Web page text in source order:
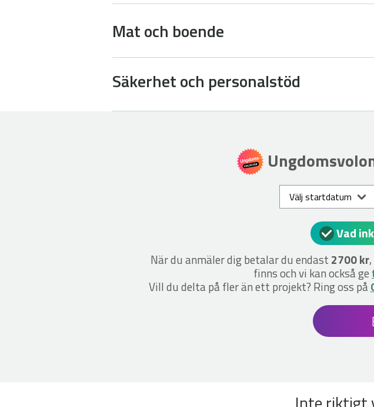
Mat och boende
Säkerhet och personalstöd
Välj startdatum
Vad
När du anmäler dig betalar du endast 2700 kr
finns och vi kan också ge
Vill du delta på fler än ett projekt? Ring oss på